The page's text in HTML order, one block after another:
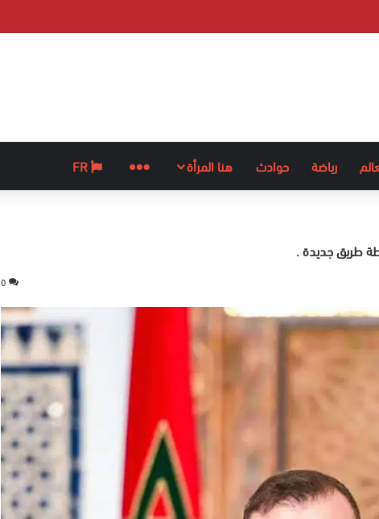
رياضة حوادث هنا المرأة المزيد
طريق جديدة .
0